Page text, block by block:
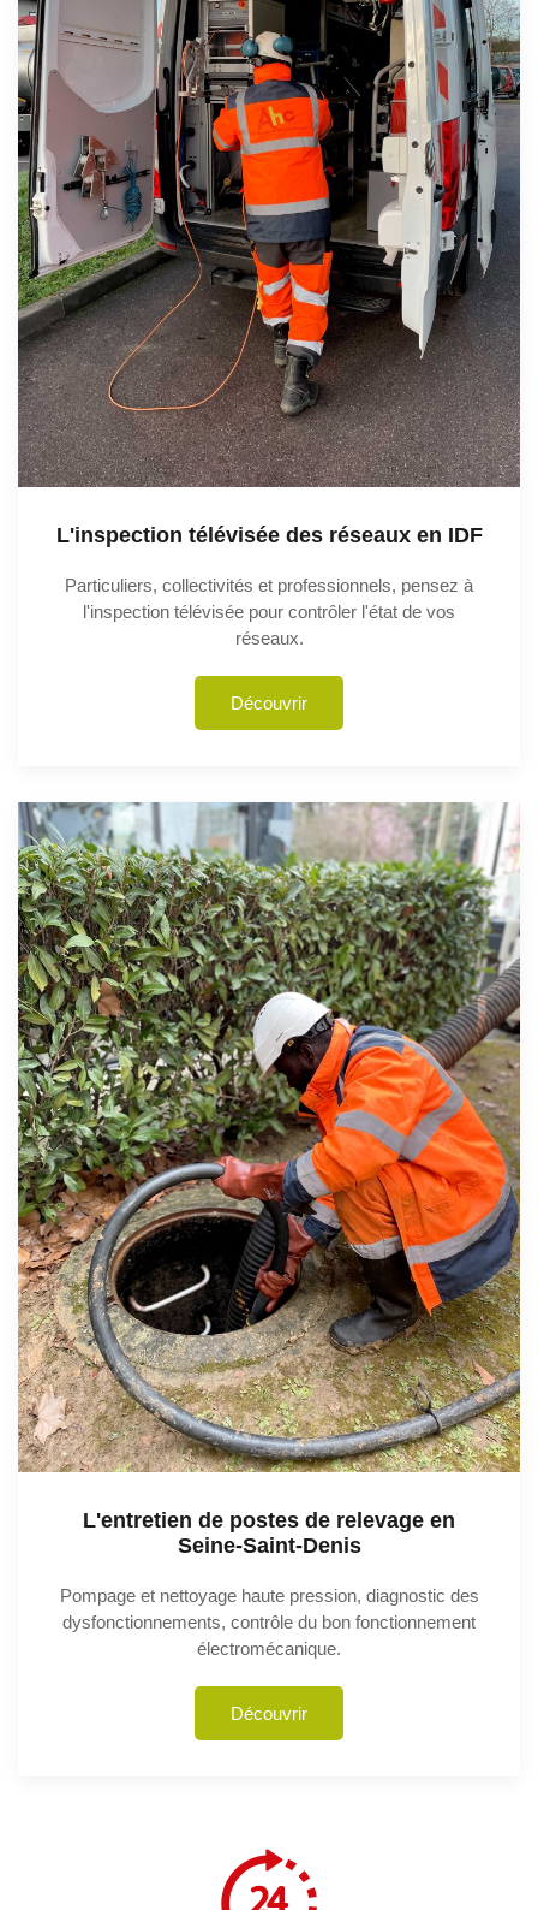
L'inspection télévisée des réseaux en IDF
Particuliers, collectivités et professionnels, pensez à
l'inspection télévisée pour contrôler l'état de vos
réseaux.
Découvrir
L'entretien de postes de relevage en
Seine-Saint-Denis
Pompage et nettoyage haute pression, diagnostic des
dysfonctionnements, contrôle du bon fonctionnement
électromécanique.
Découvrir